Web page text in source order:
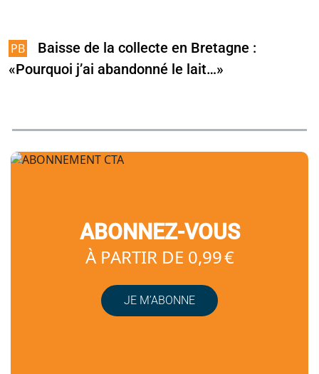
Baisse de la collecte en Bretagne :
«Pourquoi j’ai abandonné le lait…»
ABONNEZ-VOUS
À PARTIR DE 0,99 €
JE M’ABONNE